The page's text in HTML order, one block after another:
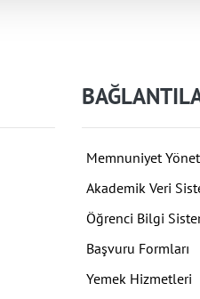
Memnuniyet
Akademik Veri
Öğrenci Bilgi
Başvuru Formları
Yemek Hizmetleri